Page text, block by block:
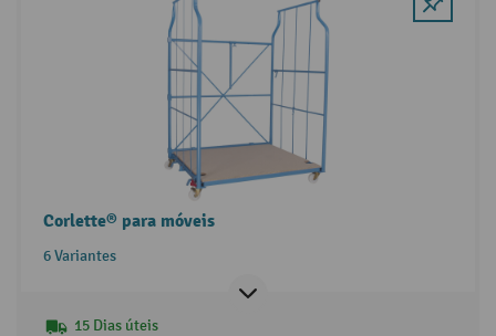
Corlette® para móveis
6 Variantes
15 Dias úteis